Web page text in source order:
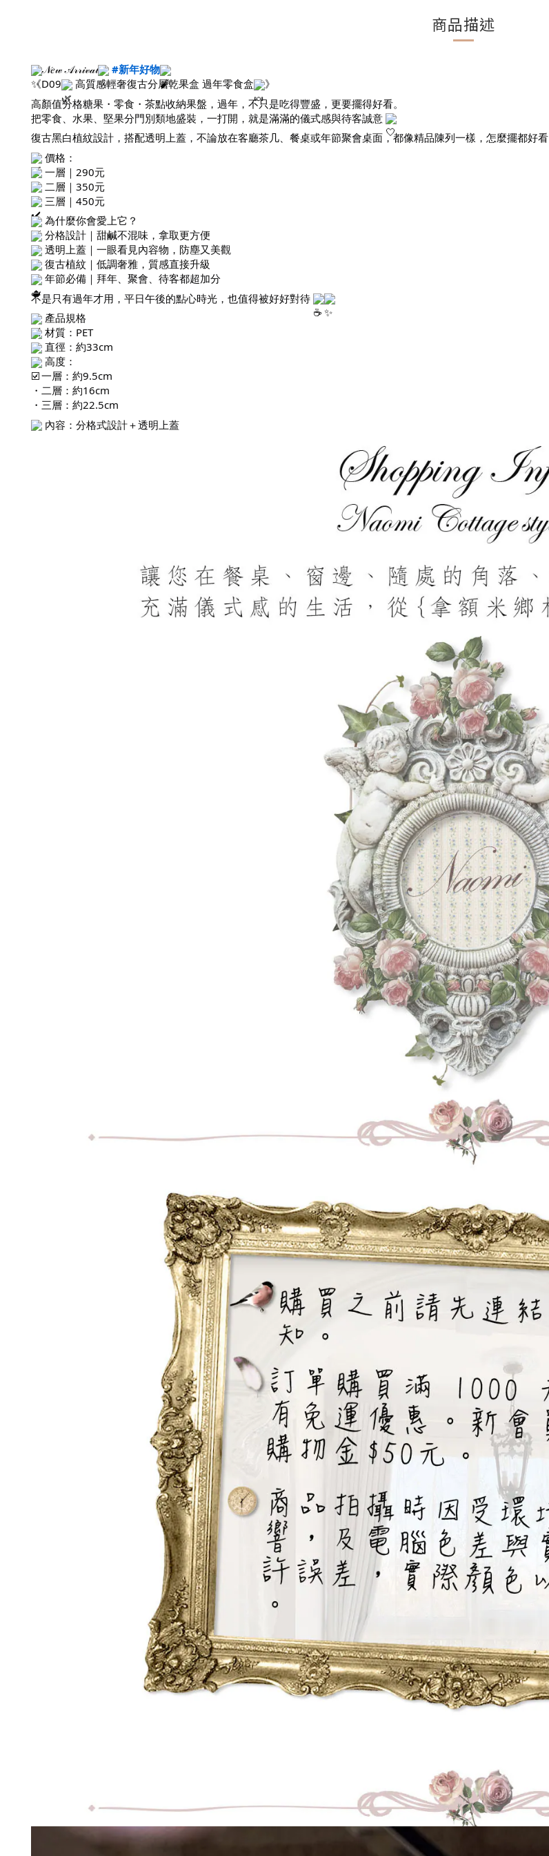
商品描述
𝒩𝑒𝓌 𝒜𝓇𝓇𝒾𝓋𝒶𝓁
#新年好物
《D09
高質感輕奢復古分層乾果盒 過年零食盒
》
高顏值分格糖果・零食・茶點收納果盤，過年，不只是吃得豐盛，更要擺得好看。
把零食、水果、堅果分門別類地盛裝，一打開，就是滿滿的儀式感與待客誠意
復古黑白植紋設計，搭配透明上蓋，不論放在客廳茶几、餐桌或年節聚會桌面，都像精品陳列一樣，怎麼擺都好看
價格：
一層｜290元
二層｜350元
三層｜450元
為什麼你會愛上它？
分格設計｜甜鹹不混味，拿取更方便
透明上蓋｜一眼看見內容物，防塵又美觀
復古植紋｜低調奢雅，質感直接升級
年節必備｜拜年、聚會、待客都超加分
不是只有過年才用，平日午後的點心時光，也值得被好好對待
產品規格
材質：PET
直徑：約33cm
高度：
・一層：約9.5cm
・二層：約16cm
・三層：約22.5cm
內容：分格式設計＋透明上蓋